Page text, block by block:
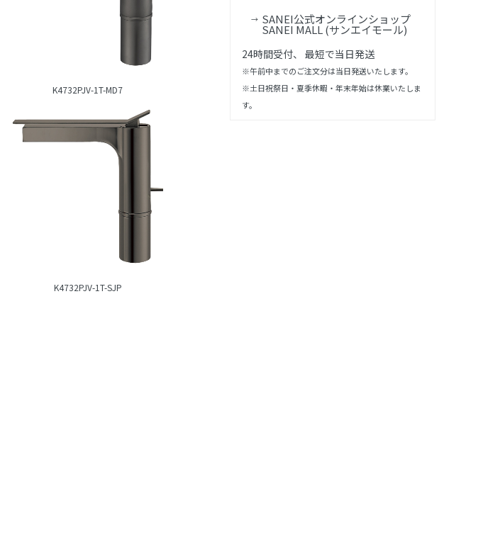
K4732PJV-1T-MD7
K4732PJV-1T-SJP
SANEI公式オンラインショップ
SANEI MALL (サンエイモール)
24時間受付、 最短で当日発送
※午前中までのご注文分は当日発送いたします。
※土日祝祭日・夏季休暇・年末年始は休業いたしま
す。